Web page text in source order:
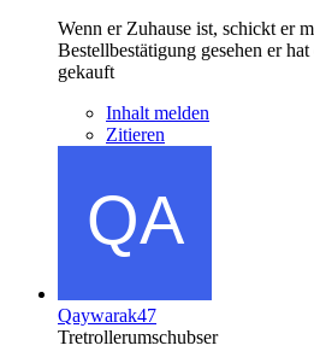
Wenn er Zuhause ist, schickt er
Bestellbestätigung gesehen er
gekauft
Inhalt melden
Zitieren
Qaywarak47
Tretrollerumschubser